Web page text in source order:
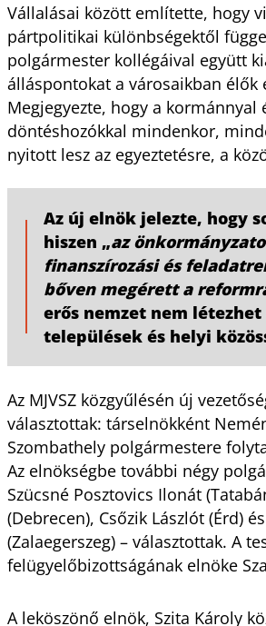
Vállalásai között említette, hogy
pártpolitikai különbségektől
polgármester kollégáival együtt
álláspontokat a városaikban élők
Megjegyezte, hogy a kormánnyal
döntéshozókkal mindenkor,
nyitott lesz az egyeztetésre, a
Az új elnök jelezte, hogy
hiszen „az
finanszírozási és
bőven megérett a
erős nemzet nem létezhet
települések és helyi
Az MJVSZ közgyűlésén új
választottak: társelnökként
Szombathely polgármestere
Az elnökségbe további négy
Szücsné Posztovics Ilonát
(Debrecen), Csőzik Lászlót (Érd)
(Zalaegerszeg) – választottak. A
felügyelőbizottságának elnöke
A leköszönő elnök, Szita Károly